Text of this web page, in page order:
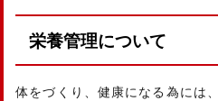
栄養管理について
体をづくり、健康になる為には